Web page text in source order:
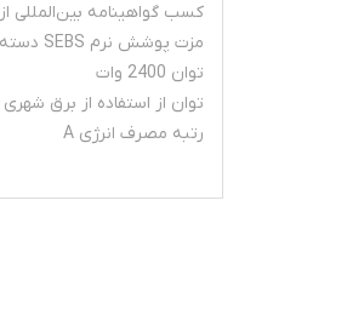
کسب گواهینامه بین‌المللی از CE اروپا
مزت پوشش نرم SEBS دسته و دکمه‌هاجهت سهولت استفاده
توان 2400 وات
توان از استفاده از برق شهری 220 تا 240 ولت
رتبه مصرف انرژی A